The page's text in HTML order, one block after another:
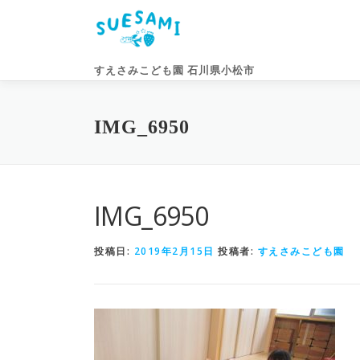
ツ
すえさみこども園 石川県小松市
IMG_6950
IMG_6950
投稿日: 2019年2月15日 投稿者: すえさみこども園